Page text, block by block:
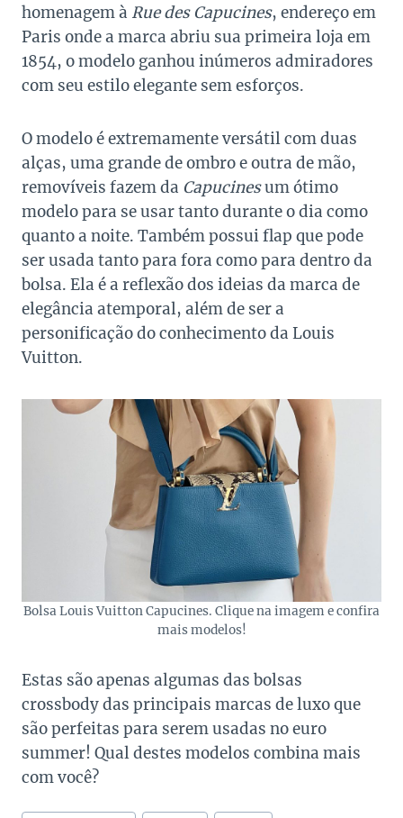
homenagem à Rue des Capucines, endereço em
Paris onde a marca abriu sua primeira loja em
1854, o modelo ganhou inúmeros admiradores
com seu estilo elegante sem esforços.
O modelo é extremamente versátil com duas
alças, uma grande de ombro e outra de mão,
removíveis fazem da Capucinesum ótimo
modelo para se usar tanto durante o dia como
quanto a noite. Também possui flap que pode
ser usada tanto para fora como para dentro da
bolsa. Ela é a reflexão dos ideias da marca de
elegância atemporal, além de ser a
personificação do conhecimento da Louis
Vuitton.
Bolsa Louis Vuitton Capucines. Clique na imagem e confira
mais modelos!
Estas são apenas algumas das bolsas
crossbody das principais marcas de luxo que
são perfeitas para serem usadas no euro
summer! Qual destes modelos combina mais
com você?